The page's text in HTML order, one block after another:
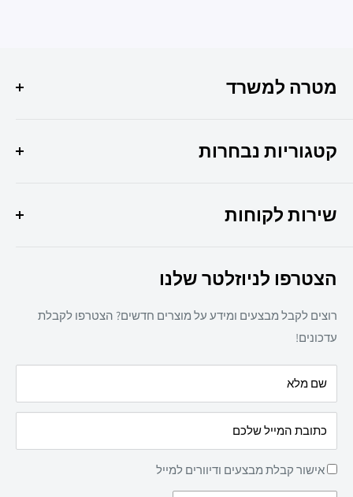
מטרה למשרד
ומקצועיות במקום אחד !
037307308
קטגוריות נבחרות
ציוד משרדי
חד פעמי
מזון
מאמרים
שירות לקוחות
תקנון אתר
מדיניות פרטיות
מדיניות החזרת מוצרים
הצטרפו לניוזלטר שלנו
רוצים לקבל מבצעים ומידע על מוצרים חדשים? הצטרפו לקבלת
עדכונים!
שם מלא
כתובת המייל שלכם
אישור קבלת מבצעים ודיוורים למייל